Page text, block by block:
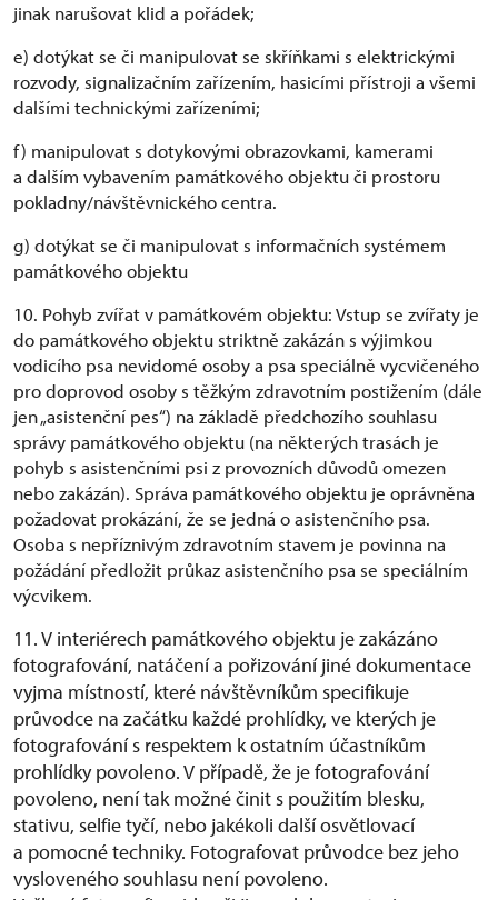
jinak narušovat klid a pořádek;
e) dotýkat se či manipulovat se skříňkami s elektrickými
rozvody, signalizačním zařízením, hasicími přístroji a všemi
dalšími technickými zařízeními;
f) manipulovat s dotykovými obrazovkami, kamerami
a dalším vybavením památkového objektu či prostoru
pokladny/návštěvnického centra.
g) dotýkat se či manipulovat s informačních systémem
památkového objektu
10. Pohyb zvířat v památkovém objektu: Vstup se zvířaty je
do památkového objektu striktně zakázán s výjimkou
vodicího psa nevidomé osoby a psa speciálně vycvičeného
pro doprovod osoby s těžkým zdravotním postižením (dále
jen „asistenční pes“) na základě předchozího souhlasu
správy památkového objektu (na některých trasách je
pohyb s asistenčními psi z provozních důvodů omezen
nebo zakázán). Správa památkového objektu je oprávněna
požadovat prokázání, že se jedná o asistenčního psa.
Osoba s nepříznivým zdravotním stavem je povinna na
požádání předložit průkaz asistenčního psa se speciálním
výcvikem.
11. V interiérech památkového objektu je zakázáno
fotografování, natáčení a pořizování jiné dokumentace
vyjma místností, které návštěvníkům specifikuje
průvodce na začátku každé prohlídky, ve kterých je
fotografování s respektem k ostatním účastníkům
prohlídky povoleno. V případě, že je fotografování
povoleno, není tak možné činit s použitím blesku,
stativu, selfie tyčí, nebo jakékoli další osvětlovací
a pomocné techniky. Fotografovat průvodce bez jeho
vysloveného souhlasu není povoleno.